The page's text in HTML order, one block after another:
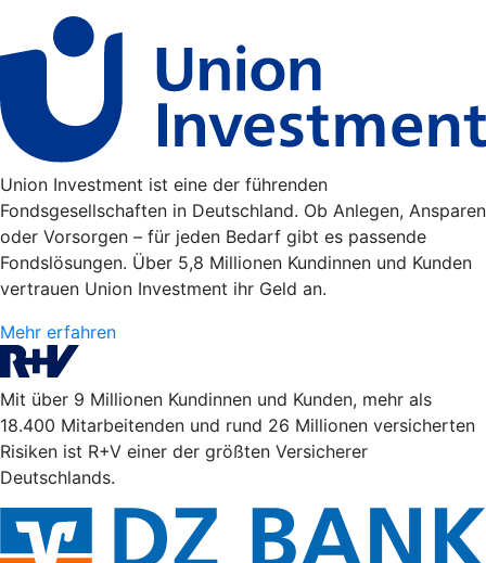
Union Investment ist eine der führenden
Fondsgesellschaften in Deutschland. Ob Anlegen, Ansparen
oder Vorsorgen – für jeden Bedarf gibt es passende
Fondslösungen. Über 5,8 Millionen Kundinnen und Kunden
vertrauen Union Investment ihr Geld an.
Mehr erfahren
Mit über 9 Millionen Kundinnen und Kunden, mehr als
18.400 Mitarbeitenden und rund 26 Millionen versicherten
Risiken ist R+V einer der größten Versicherer
Deutschlands.